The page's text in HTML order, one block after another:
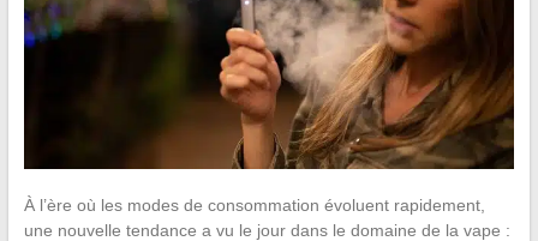
À l’ère où les modes de consommation évoluent rapidement,
une nouvelle tendance a vu le jour dans le domaine de la vape :